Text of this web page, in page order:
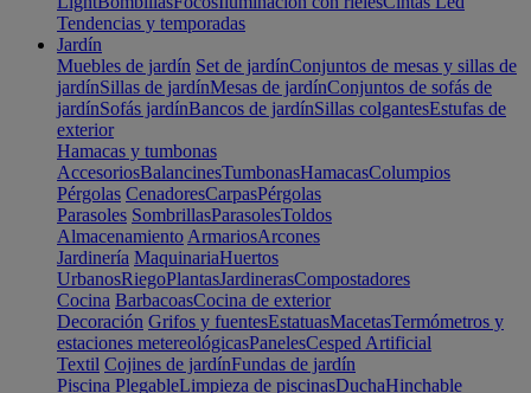
Tendencias y temporadas
Jardín
Muebles de jardín Set de jardínConjuntos de mesas y sillas de
jardínSillas de jardínMesas de jardínConjuntos de sofás de
jardínSofás jardínBancos de jardínSillas colgantesEstufas de
exterior
Hamacas y tumbonas
AccesoriosBalancinesTumbonasHamacasColumpios
Pérgolas CenadoresCarpasPérgolas
Parasoles SombrillasParasolesToldos
Almacenamiento ArmariosArcones
Jardinería MaquinariaHuertos
UrbanosRiegoPlantasJardinerasCompostadores
Cocina BarbacoasCocina de exterior
Decoración Grifos y fuentesEstatuasMacetasTermómetros y
estaciones metereológicasPanelesCesped Artificial
Textil Cojines de jardínFundas de jardín
Piscina PlegableLimpieza de piscinasDuchaHinchable